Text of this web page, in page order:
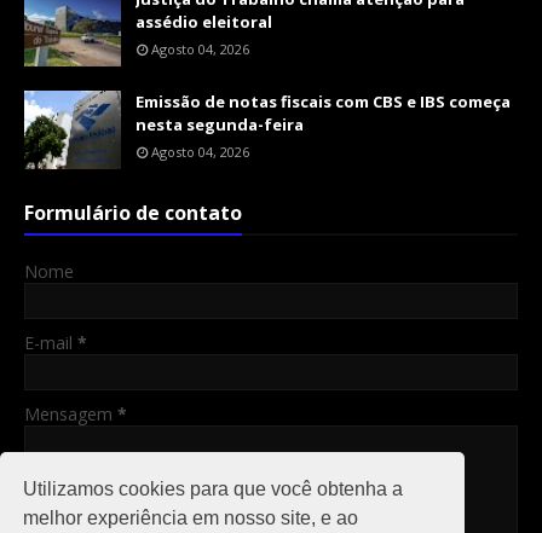
Utilizamos cookies para que você obtenha a
melhor experiência em nosso site, e ao
assédio eleitoral
Agosto 04, 2026
Emissão de notas fiscais com CBS e IBS começa
nesta segunda-feira
Agosto 04, 2026
Formulário de contato
Nome
E-mail *
Mensagem *